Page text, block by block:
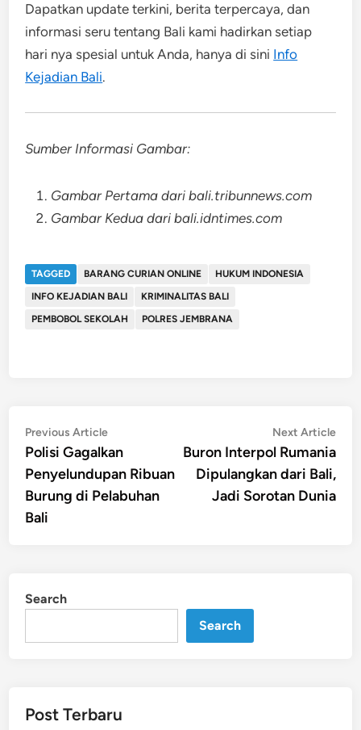
Dapatkan update terkini, berita terpercaya, dan
informasi seru tentang Bali kami hadirkan setiap
hari nya spesial untuk Anda, hanya di sini Info
Kejadian Bali.
Sumber Informasi Gambar:
Gambar Pertama dari bali.tribunnews.com
Gambar Kedua dari bali.idntimes.com
TAGGED BARANG CURIAN ONLINE
HUKUM INDONESIA
INFO KEJADIAN BALI
KRIMINALITAS BALI
PEMBOBOL SEKOLAH
POLRES JEMBRANA
Post
navigation
Previous ArticlePrevious
article:
Polisi Gagalkan
Penyelundupan Ribuan
Burung di Pelabuhan
Bali
Next Article
Buron Interpol Rumania
Dipulangkan dari Bali,
Jadi Sorotan Dunia
Search
Search
Post Terbaru